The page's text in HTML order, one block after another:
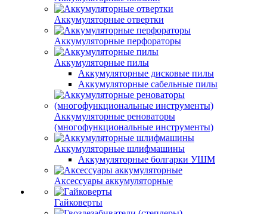
Аккумуляторные отвертки
Аккумуляторные перфораторы
Аккумуляторные пилы
Аккумуляторные дисковые пилы
Аккумуляторные сабельные пилы
Аккумуляторные реноваторы
(многофункциональные инструменты)
Аккумуляторные шлифмашины
Аккумуляторные болгарки УШМ
Аксессуары аккумуляторные
Гайковерты